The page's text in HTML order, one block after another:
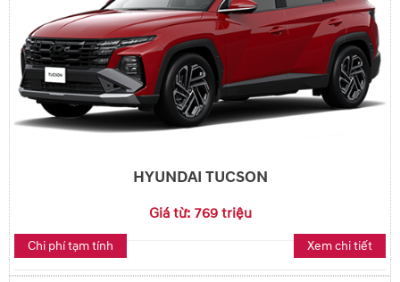
HYUNDAI TUCSON
Giá từ: 769 triệu
Chi phí tạm tính Xem chi tiết